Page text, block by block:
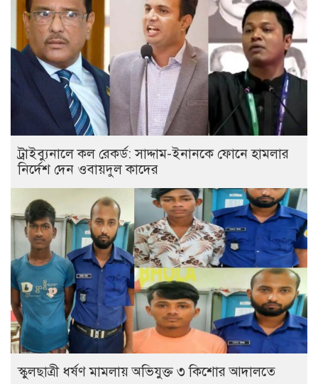
ট্রাইব্যুনালে কল রেকর্ড: সাদ্দাম-ইনানকে ফোনে হামলার
নির্দেশ দেন ওবায়দুল কাদের
স্কুলছাত্রী ধর্ষণ মামলায় অভিযুক্ত ৩ কিশোর আদালতে